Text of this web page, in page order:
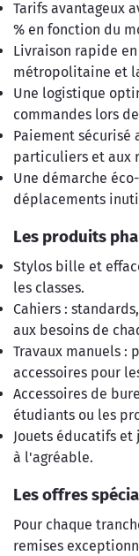
Tarifs avantageux
% en fonction du
Livraison rapide
métropolitaine et
Une logistique
commandes lors
Paiement sécurisé
particuliers et aux
Une démarche
déplacements
Les produits
Stylos bille et
les classes.
Cahiers :
aux besoins de
Travaux manuels :
accessoires pour
Accessoires de
étudiants ou les
Jouets éducatifs
à l'agréable.
Les offres
Pour chaque
remises